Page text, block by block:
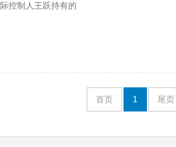
际控制人王跃持有的
首页 1 尾页